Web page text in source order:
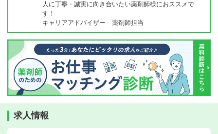
人に丁寧・誠実に向き合いたい薬剤師様におススメで
す！
キャリアアドバイザー 薬剤師担当
求人情報